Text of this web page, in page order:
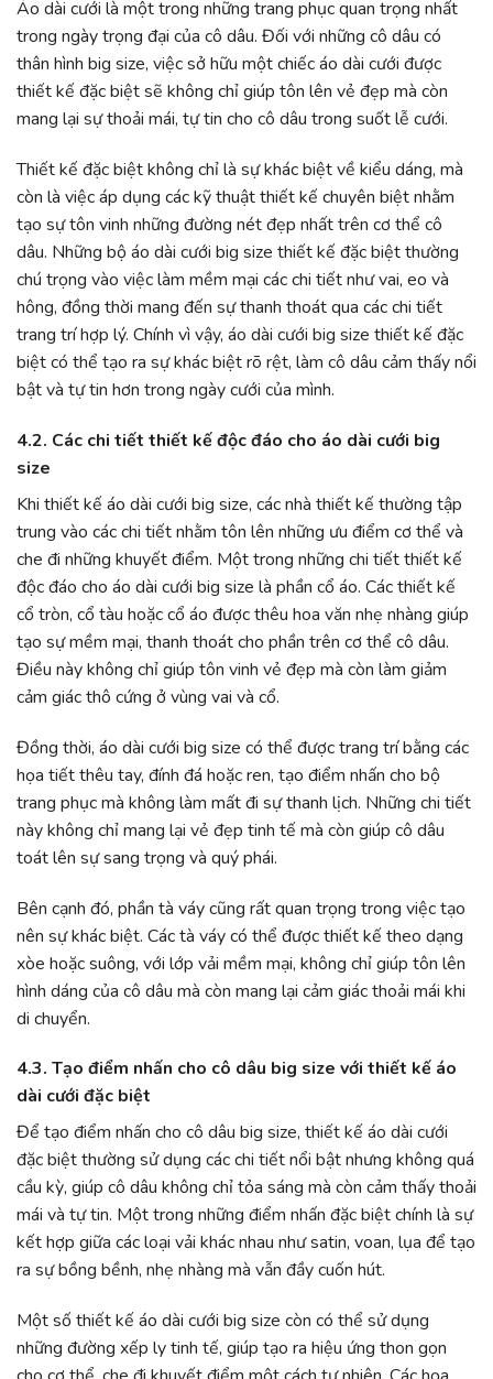
Áo dài cưới là một trong những trang phục quan trọng nhất
trong ngày trọng đại của cô dâu. Đối với những cô dâu có
thân hình big size, việc sở hữu một chiếc áo dài cưới được
thiết kế đặc biệt sẽ không chỉ giúp tôn lên vẻ đẹp mà còn
mang lại sự thoải mái, tự tin cho cô dâu trong suốt lễ cưới.
Thiết kế đặc biệt không chỉ là sự khác biệt về kiểu dáng, mà
còn là việc áp dụng các kỹ thuật thiết kế chuyên biệt nhằm
tạo sự tôn vinh những đường nét đẹp nhất trên cơ thể cô
dâu. Những bộ áo dài cưới big size thiết kế đặc biệt thường
chú trọng vào việc làm mềm mại các chi tiết như vai, eo và
hông, đồng thời mang đến sự thanh thoát qua các chi tiết
trang trí hợp lý. Chính vì vậy, áo dài cưới big size thiết kế đặc
biệt có thể tạo ra sự khác biệt rõ rệt, làm cô dâu cảm thấy nổi
bật và tự tin hơn trong ngày cưới của mình.
4.2. Các chi tiết thiết kế độc đáo cho áo dài cưới big
size
Khi thiết kế áo dài cưới big size, các nhà thiết kế thường tập
trung vào các chi tiết nhằm tôn lên những ưu điểm cơ thể và
che đi những khuyết điểm. Một trong những chi tiết thiết kế
độc đáo cho áo dài cưới big size là phần cổ áo. Các thiết kế
cổ tròn, cổ tàu hoặc cổ áo được thêu hoa văn nhẹ nhàng giúp
tạo sự mềm mại, thanh thoát cho phần trên cơ thể cô dâu.
Điều này không chỉ giúp tôn vinh vẻ đẹp mà còn làm giảm
cảm giác thô cứng ở vùng vai và cổ.
Đồng thời, áo dài cưới big size có thể được trang trí bằng các
họa tiết thêu tay, đính đá hoặc ren, tạo điểm nhấn cho bộ
trang phục mà không làm mất đi sự thanh lịch. Những chi tiết
này không chỉ mang lại vẻ đẹp tinh tế mà còn giúp cô dâu
toát lên sự sang trọng và quý phái.
Bên cạnh đó, phần tà váy cũng rất quan trọng trong việc tạo
nên sự khác biệt. Các tà váy có thể được thiết kế theo dạng
xòe hoặc suông, với lớp vải mềm mại, không chỉ giúp tôn lên
hình dáng của cô dâu mà còn mang lại cảm giác thoải mái khi
di chuyển.
4.3. Tạo điểm nhấn cho cô dâu big size với thiết kế áo
dài cưới đặc biệt
Để tạo điểm nhấn cho cô dâu big size, thiết kế áo dài cưới
đặc biệt thường sử dụng các chi tiết nổi bật nhưng không quá
cầu kỳ, giúp cô dâu không chỉ tỏa sáng mà còn cảm thấy thoải
mái và tự tin. Một trong những điểm nhấn đặc biệt chính là sự
kết hợp giữa các loại vải khác nhau như satin, voan, lụa để tạo
ra sự bồng bềnh, nhẹ nhàng mà vẫn đầy cuốn hút.
Một số thiết kế áo dài cưới big size còn có thể sử dụng
những đường xếp ly tinh tế, giúp tạo ra hiệu ứng thon gọn